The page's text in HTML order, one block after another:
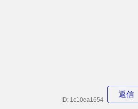
返信
ID: 1c10ea1654